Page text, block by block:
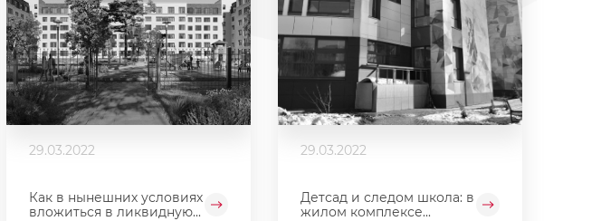
29.03.2022
Как в нынешних условиях
вложиться в ликвидную...
29.03.2022
Детсад и следом школа: в
жилом комплексе...